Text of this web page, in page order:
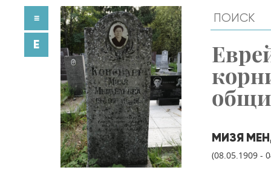
МИЗЯ
(08.05.1909 -
≡
E